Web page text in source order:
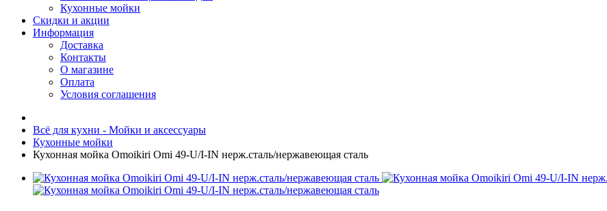
Кухонные мойки
Скидки и акции
Информация
Доставка
Контакты
О магазине
Оплата
Условия соглашения
Всё для кухни - Мойки и аксессуары
Кухонные мойки
Кухонная мойка Omoikiri Omi 49-U/I-IN нерж.сталь/нержавеющая сталь